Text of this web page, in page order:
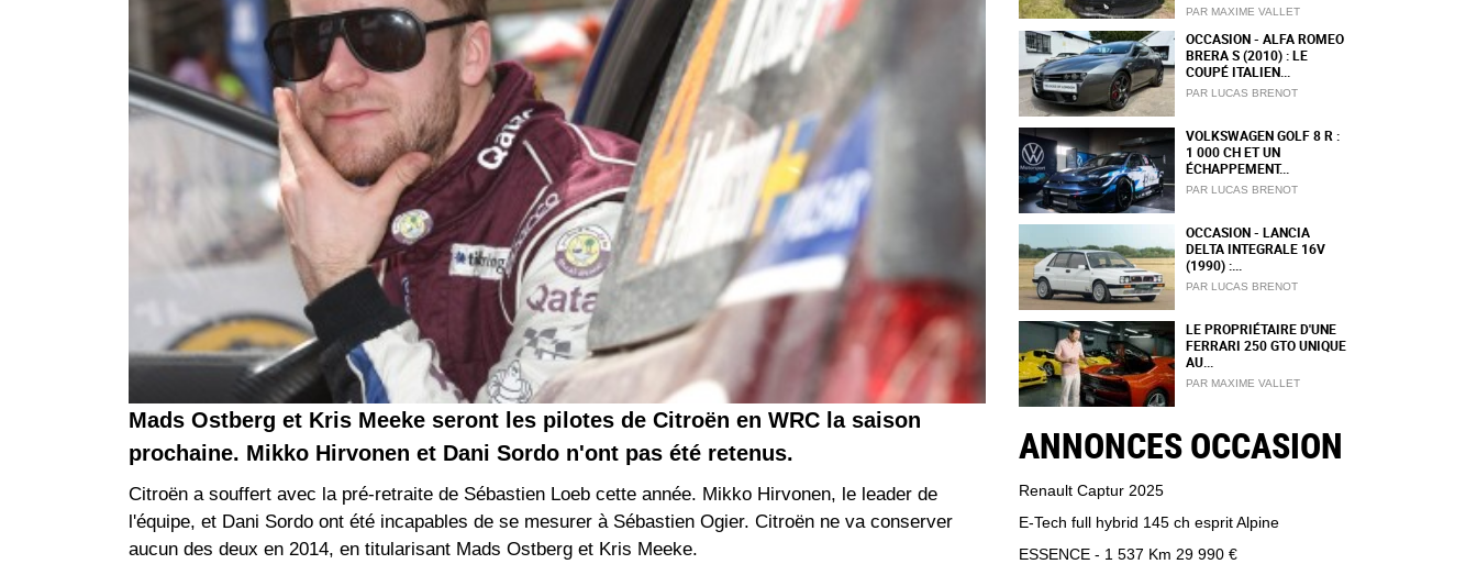
Mads Ostberg et Kris Meeke seront les pilotes de Citroën en WRC la saison
prochaine. Mikko Hirvonen et Dani Sordo n'ont pas été retenus.
Citroën a souffert avec la pré-retraite de Sébastien Loeb cette année. Mikko Hirvonen, le leader de
l'équipe, et Dani Sordo ont été incapables de se mesurer à Sébastien Ogier. Citroën ne va conserver
aucun des deux en 2014, en titularisant Mads Ostberg et Kris Meeke.
PAR MAXIME VALLET
OCCASION - ALFA ROMEO
BRERA S (2010) : LE
COUPÉ ITALIEN...
PAR LUCAS BRENOT
VOLKSWAGEN GOLF 8 R :
1 000 CH ET UN
ÉCHAPPEMENT...
PAR LUCAS BRENOT
OCCASION - LANCIA
DELTA INTEGRALE 16V
(1990) :...
PAR LUCAS BRENOT
LE PROPRIÉTAIRE D'UNE
FERRARI 250 GTO UNIQUE
AU...
PAR MAXIME VALLET
ANNONCES OCCASION
Renault Captur 2025
E-Tech full hybrid 145 ch esprit Alpine
ESSENCE - 1 537 Km 29 990 €